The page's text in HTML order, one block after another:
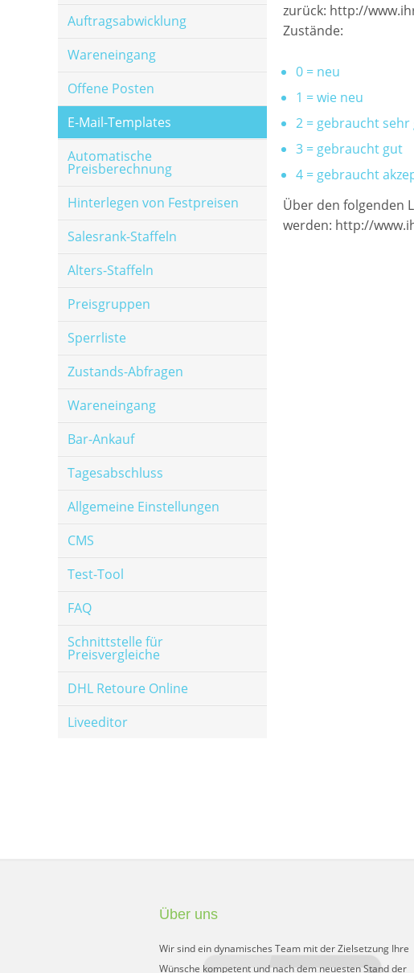
Auftragsabwicklung
Wareneingang
Offene Posten
E-Mail-Templates
Automatische
Preisberechnung
Hinterlegen von Festpreisen
Salesrank-Staffeln
Alters-Staffeln
Preisgruppen
Sperrliste
Zustands-Abfragen
Wareneingang
Bar-Ankauf
Tagesabschluss
Allgemeine Einstellungen
CMS
Test-Tool
FAQ
Schnittstelle für
Preisvergleiche
DHL Retoure Online
Liveeditor
zurück: http://
Zustände:
0 = neu
1 = wie neu
2 = gebraucht sehr
3 = gebraucht gut
4 = gebraucht
Über den folgenden
werden: http://
Über uns
Wir sind ein dynamisches Team mit der Zielsetzung Ihre
Wünsche kompetent und nach dem neuesten Stand der